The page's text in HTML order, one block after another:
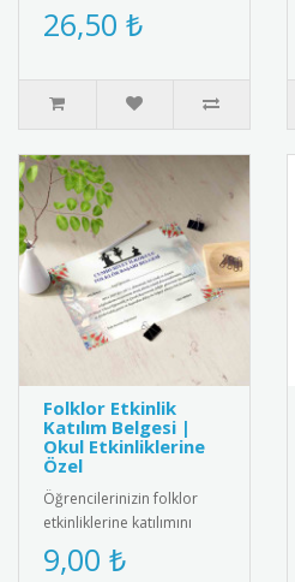
tasarım altın renkli başarı
madalyası. Kaliteli me..
26,50 ₺
Folklor Etkinlik
Katılım Belgesi |
Okul Etkinliklerine
Özel
Öğrencilerinizin folklor
etkinliklerine katılımını
belgelemek için şık ve
anlamlı bir belge! Renkli ..
9,00 ₺